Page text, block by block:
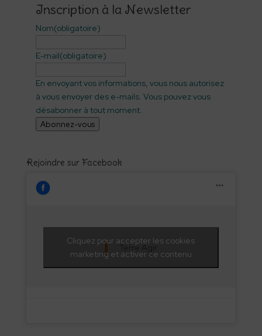
Inscription à la Newsletter
Nom(obligatoire)
E-mail(obligatoire)
En envoyant vos informations, vous nous autorisez
à vous envoyer des e-mails. Vous pouvez vous
désabonner à tout moment.
Abonnez-vous
Rejoindre sur Facebook
Terre Agir
Cliquez pour accepter les cookies
marketing et activer ce contenu